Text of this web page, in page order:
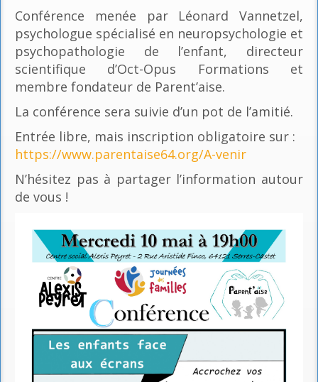
Conférence menée par Léonard Vannetzel,
psychologue spécialisé en neuropsychologie et
psychopathologie de l’enfant, directeur
scientifique d’Oct-Opus Formations et
membre fondateur de Parent’aise.
La conférence sera suivie d’un pot de l’amitié.
Entrée libre, mais inscription obligatoire sur :
https://www.parentaise64.org/A-venir
N’hésitez pas à partager l’information autour
de vous !